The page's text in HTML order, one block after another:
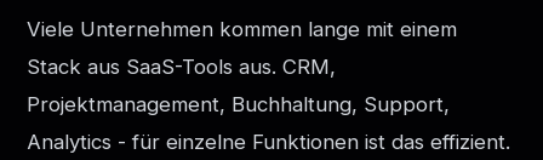
Viele Unternehmen kommen lange mit einem
Stack aus SaaS-Tools aus. CRM,
Projektmanagement, Buchhaltung, Support,
Analytics - für einzelne Funktionen ist das effizient.